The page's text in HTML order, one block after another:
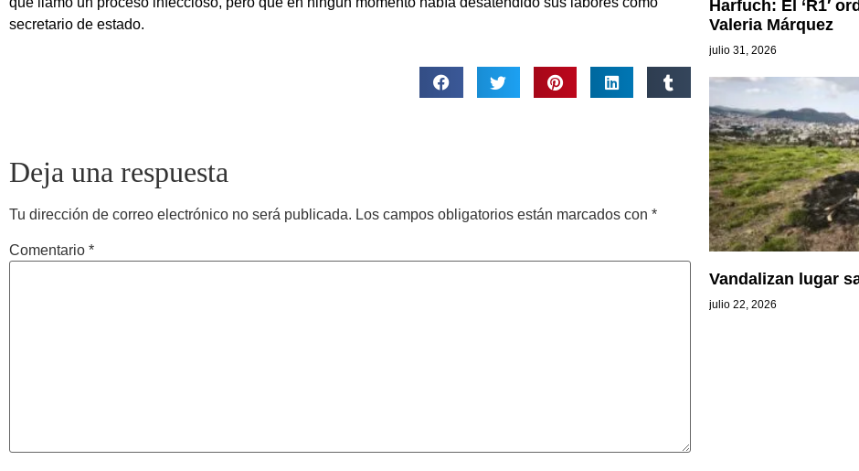
secretario de estado.
Deja una respuesta
Tu dirección de correo electrónico no será publicada. Los campos obligatorios están marcados con *
Comentario *
Harfuch: El ‘R1′
Valeria Márquez
julio 31, 2026
Vandalizan lugar
julio 22, 2026